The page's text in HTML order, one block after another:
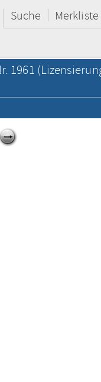
Suche Merkliste
1961